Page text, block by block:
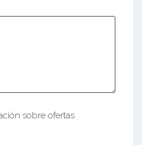
sobre ofertas